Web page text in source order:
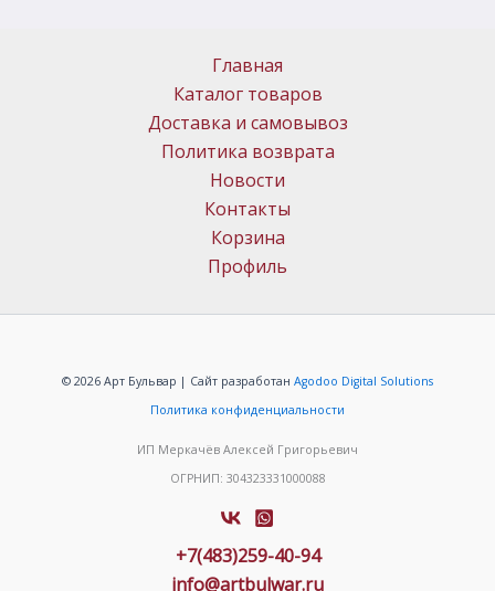
Главная
Каталог товаров
Доставка и самовывоз
Политика возврата
Новости
Контакты
Корзина
Профиль
© 2026 Арт Бульвар | Сайт разработан Agodoo Digital Solutions
Политика конфиденциальности
ИП Меркачёв Алексей Григорьевич
ОГРНИП: 304323331000088
+7(483)259-40-94
info@artbulwar.ru